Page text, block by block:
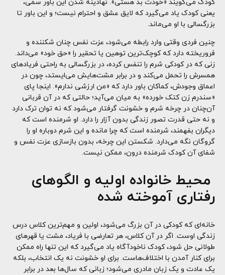
کودک می‌گویند «خودت بد هستی». نهادینه شدن این باور سمی،
یعنی کودک یاد می‌گیرد که لایق عشق و احترام نیست؛ و این باور تا
بزرگسالی با او می‌ماند.
چنین فردی وقتی وارد رابطه می‌شود، عزت نفس چنان شکننده و
فروریخته دارد که کوچک‌ترین توهین یا تحقیر را «حق خود» می‌داند.
زنی که در کودکی شرم را تنفس کرده، در بزرگسالی به راحتی فریادهای
همسرش را تحمل می‌کند و در برابر مشت‌هایش می‌ایستد، چون در
اعماق وجودش، کماکان باور دارد که «من ارزشی ندارم». اینجا پای
«سندرم زن کتک خورده» به میان می‌آید؛ حالتی که در آن قربانی
آن‌چنان در چرخه شرم و خشونت گرفتار می‌شود که نه توان ترک دارد
و نه حتی قدرت تصور زندگی بدون آزار را دارد. او شرمنده است که
دیگران بفهمند، شرمنده است که چرا مانده و این شرم دوباره او را
گروگان نگه می‌دارد. شکستن این چرخه، بدون بازسازی عزت نفس و
شفای آن کودک شرمنده درون، ممکن نیست.
محیط خانواده اولیه و الگوهای
رفتاری آموخته شده
خانه‌ای که کودکی در آن بزرگ می‌شود، اولین و مهم‌ترین کلاس درس
زندگی اوست. اگر در آن کلاس، هر تعارضی با فریاد، مشت یا قهرهای
طولانی حل شود، کودک ناخودآگاه یاد می‌گیرد که این تنها راه ممکن
برای کنار آمدن با اختلاف‌هاست. برای او خشونت نه یک انتخاب، بلکه
یک عادت و یک زبان مادری می‌شود؛ زبانی که سال‌ها بعد در برابر